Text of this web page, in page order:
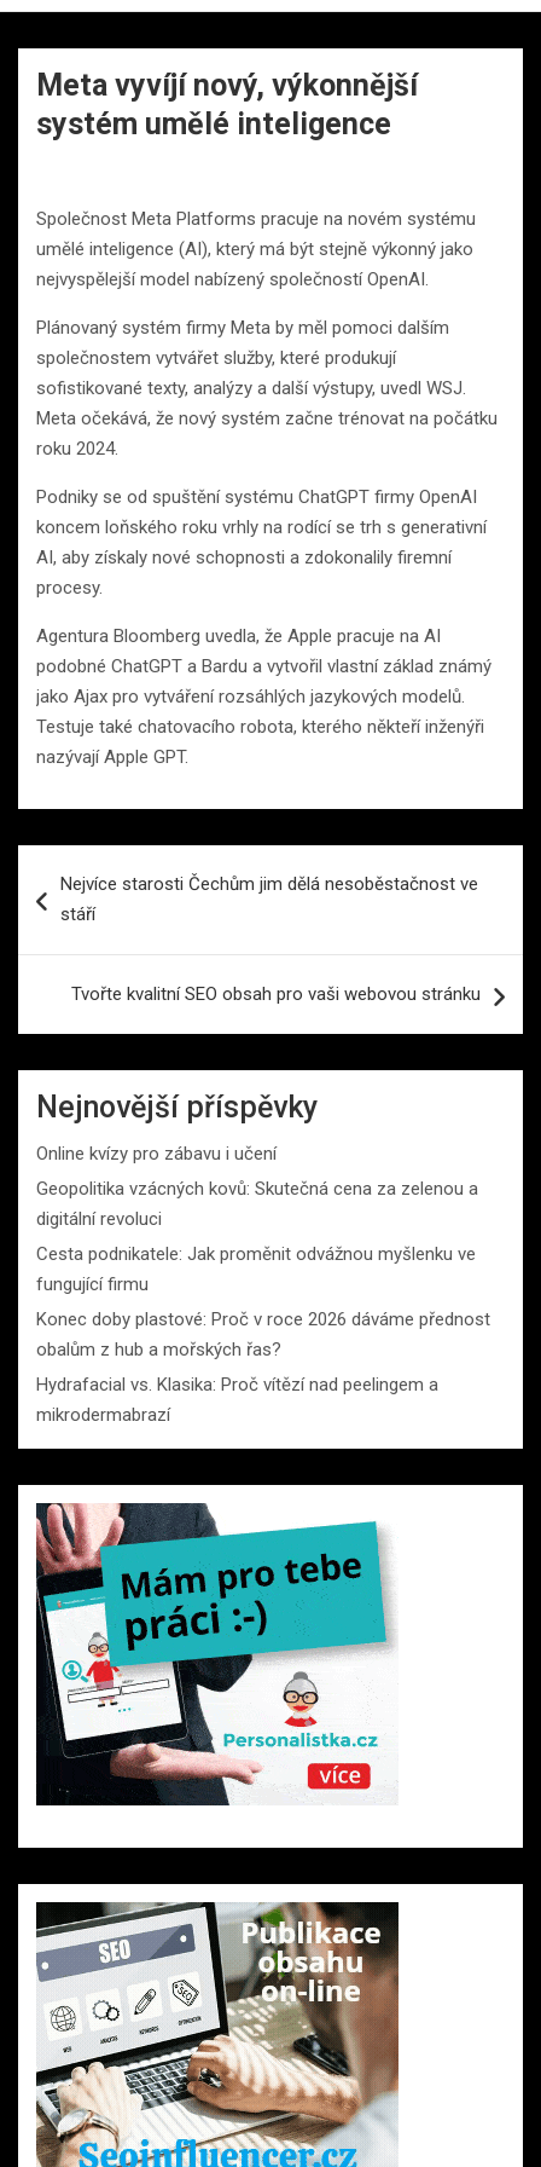
Meta vyvíjí nový, výkonnější
systém umělé inteligence
Společnost Meta Platforms pracuje na novém systému
umělé inteligence (AI), který má být stejně výkonný jako
nejvyspělejší model nabízený společností OpenAI.
Plánovaný systém firmy Meta by měl pomoci dalším
společnostem vytvářet služby, které produkují
sofistikované texty, analýzy a další výstupy, uvedl WSJ.
Meta očekává, že nový systém začne trénovat na počátku
roku 2024.
Podniky se od spuštění systému ChatGPT firmy OpenAI
koncem loňského roku vrhly na rodící se trh s generativní
AI, aby získaly nové schopnosti a zdokonalily firemní
procesy.
Agentura Bloomberg uvedla, že Apple pracuje na AI
podobné ChatGPT a Bardu a vytvořil vlastní základ známý
jako Ajax pro vytváření rozsáhlých jazykových modelů.
Testuje také chatovacího robota, kterého někteří inženýři
nazývají Apple GPT.
proNejvíce starosti Čechům jim dělá nesoběstačnost ve
stáří
Tvořte kvalitní SEO obsah pro vaši webovou stránku
Nejnovější příspěvky
Online kvízy pro zábavu i učení
Geopolitika vzácných kovů: Skutečná cena za zelenou a
digitální revoluci
Cesta podnikatele: Jak proměnit odvážnou myšlenku ve
fungující firmu
Konec doby plastové: Proč v roce 2026 dáváme přednost
obalům z hub a mořských řas?
Hydrafacial vs. Klasika: Proč vítězí nad peelingem a
mikrodermabrazí